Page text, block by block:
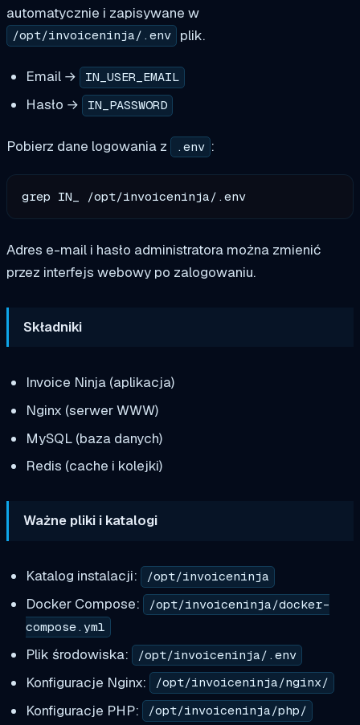
automatycznie i zapisywane w
/opt/invoiceninja/.env plik.
Email → IN_USER_EMAIL
Hasło → IN_PASSWORD
Pobierz dane logowania z .env :
Adres e-mail i hasło administratora można zmienić
przez interfejs webowy po zalogowaniu.
Składniki
Invoice Ninja (aplikacja)
Nginx (serwer WWW)
MySQL (baza danych)
Redis (cache i kolejki)
Ważne pliki i katalogi
Katalog instalacji: /opt/invoiceninja
Docker Compose:
/opt/invoiceninja/docker-
compose.yml
Plik środowiska: /opt/invoiceninja/.env
Konfiguracje Nginx: /opt/invoiceninja/nginx/
Konfiguracje PHP: /opt/invoiceninja/php/